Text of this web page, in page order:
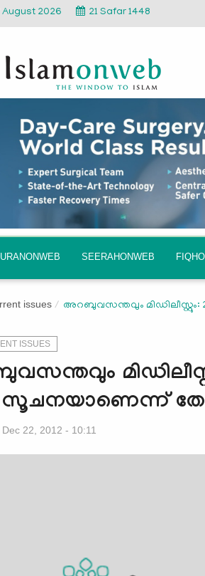
August 2026 21 Safar 1448
SEERAHONWEB
issues അറബുവസന്തവും
ISSUES
സൂചനയാണെന്ന്
Dec 22, 2012 - 10:11